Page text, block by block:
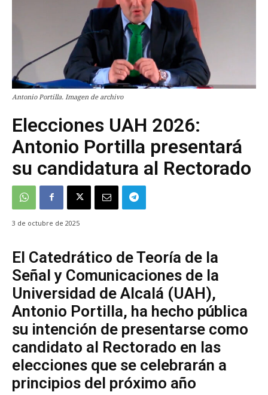
Antonio Portilla. Imagen de archivo
Elecciones UAH 2026:
Antonio Portilla presentará
su candidatura al Rectorado
3 de octubre de 2025
El Catedrático de Teoría de la
Señal y Comunicaciones de la
Universidad de Alcalá (UAH),
Antonio Portilla, ha hecho pública
su intención de presentarse como
candidato al Rectorado en las
elecciones que se celebrarán a
principios del próximo año